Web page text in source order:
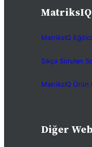
MatriksIQ
Sıkça Sorulan
MatriksIQ Ürün
Diğer